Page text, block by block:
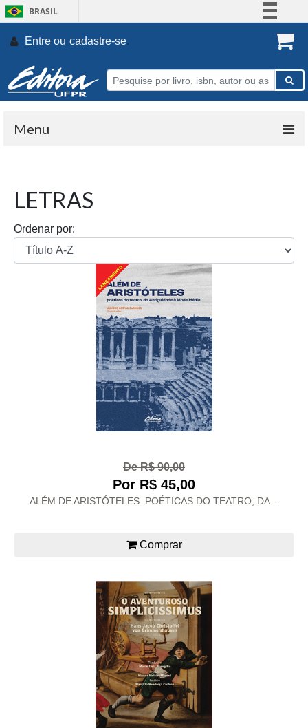
BRASIL
Participe
Entre ou cadastre-se.
Menu
LETRAS
Ordenar por:
De R$ 90,00
Por R$ 45,00
ALÉM DE ARISTÓTELES: POÉTICAS DO TEATRO, DA...
Comprar